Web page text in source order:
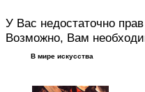
У Вас недостаточно
Возможно, Вам
В мире искусства